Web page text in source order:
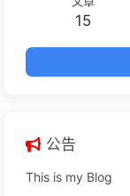
15
公告
This is my Blog